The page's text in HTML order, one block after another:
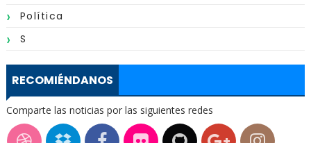
Política
S
RECOMIÉNDANOS
Comparte las noticias por las siguientes redes